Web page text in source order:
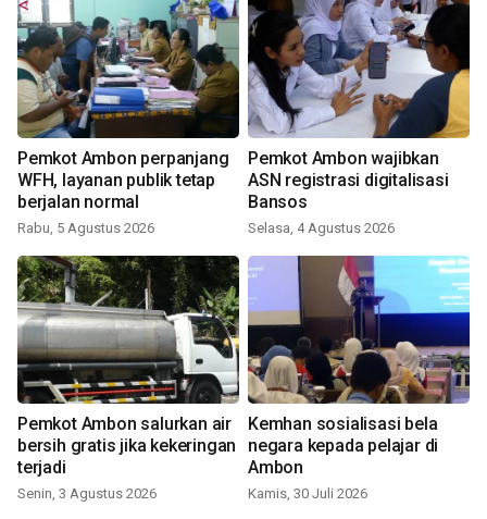
Pemkot Ambon perpanjang
WFH, layanan publik tetap
berjalan normal
Rabu, 5 Agustus 2026
Pemkot Ambon wajibkan
ASN registrasi digitalisasi
Bansos
Selasa, 4 Agustus 2026
Pemkot Ambon salurkan air
bersih gratis jika kekeringan
terjadi
Senin, 3 Agustus 2026
Kemhan sosialisasi bela
negara kepada pelajar di
Ambon
Kamis, 30 Juli 2026